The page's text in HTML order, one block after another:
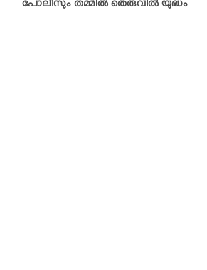
പോലീസും തമ്മില്‍ തെരുവില്‍ യുദ്ധം